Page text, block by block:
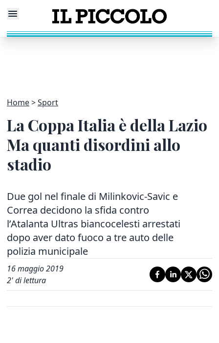
Home Sport
La Coppa Italia è della Lazio
Ma quanti disordini allo
stadio
Due gol nel finale di Milinkovic-Savic e
Correa decidono la sfida contro
l’Atalanta Ultras biancocelesti arrestati
dopo aver dato fuoco a tre auto delle
polizia municipale
16 maggio 2019
2' di lettura